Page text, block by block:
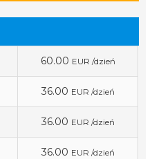
60.00 EUR /dzień
36.00 EUR /dzień
36.00 EUR /dzień
36.00 EUR /dzień